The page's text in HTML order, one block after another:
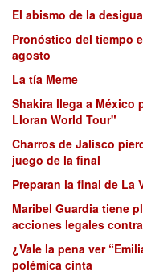
El abismo de la
Pronóstico del tiempo
agosto
La tía Meme
Shakira llega a México
Lloran World Tour"
Charros de Jalisco
juego de la final
Preparan la final de La
Maribel Guardia tiene
acciones legales
¿Vale la pena ver
polémica cinta